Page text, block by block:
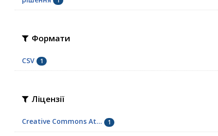
Формати
CSV 1
Ліцензії
Creative Commons At... 1